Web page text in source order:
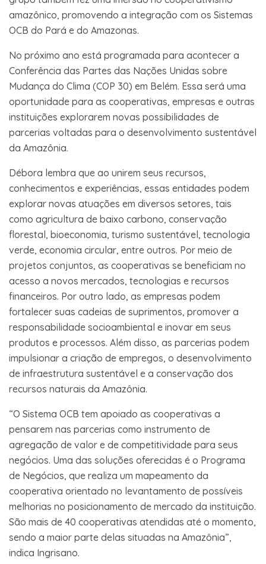
amazônico, promovendo a integração com os Sistemas
OCB do Pará e do Amazonas.
No próximo ano está programada para acontecer a
Conferência das Partes das Nações Unidas sobre
Mudança do Clima (COP 30) em Belém. Essa será uma
oportunidade para as cooperativas, empresas e outras
instituições explorarem novas possibilidades de
parcerias voltadas para o desenvolvimento sustentável
da Amazônia.
Débora lembra que ao unirem seus recursos,
conhecimentos e experiências, essas entidades podem
explorar novas atuações em diversos setores, tais
como agricultura de baixo carbono, conservação
florestal, bioeconomia, turismo sustentável, tecnologia
verde, economia circular, entre outros. Por meio de
projetos conjuntos, as cooperativas se beneficiam no
acesso a novos mercados, tecnologias e recursos
financeiros. Por outro lado, as empresas podem
fortalecer suas cadeias de suprimentos, promover a
responsabilidade socioambiental e inovar em seus
produtos e processos. Além disso, as parcerias podem
impulsionar a criação de empregos, o desenvolvimento
de infraestrutura sustentável e a conservação dos
recursos naturais da Amazônia.
“O Sistema OCB tem apoiado as cooperativas a
pensarem nas parcerias como instrumento de
agregação de valor e de competitividade para seus
negócios. Uma das soluções oferecidas é o Programa
de Negócios, que realiza um mapeamento da
cooperativa orientado no levantamento de possíveis
melhorias no posicionamento de mercado da instituição.
São mais de 40 cooperativas atendidas até o momento,
sendo a maior parte delas situadas na Amazônia”,
indica Ingrisano.